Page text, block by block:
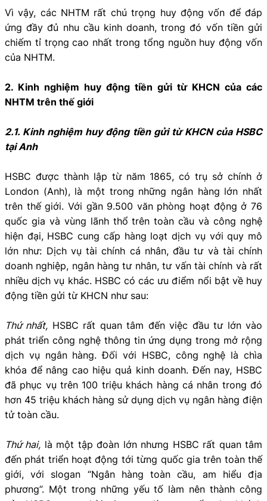
Vì vậy, các NHTM rất chú trọng huy động vốn để đáp
ứng đầy đủ nhu cầu kinh doanh, trong đó vốn tiền gửi
chiếm tỉ trọng cao nhất trong tổng nguồn huy động vốn
của NHTM.
2. Kinh nghiệm huy động tiền gửi từ KHCN của các
NHTM trên thế giới
2.1. Kinh nghiệm huy động tiền gửi từ KHCN của HSBC
tại Anh
HSBC được thành lập từ năm 1865, có trụ sở chính ở
London (Anh), là một trong những ngân hàng lớn nhất
trên thế giới. Với gần 9.500 văn phòng hoạt động ở 76
quốc gia và vùng lãnh thổ trên toàn cầu và công nghệ
hiện đại, HSBC cung cấp hàng loạt dịch vụ với quy mô
lớn như: Dịch vụ tài chính cá nhân, đầu tư và tài chính
doanh nghiệp, ngân hàng tư nhân, tư vấn tài chính và rất
nhiều dịch vụ khác. HSBC có các ưu điểm nổi bật về huy
động tiền gửi từ KHCN như sau:
Thứ nhất, HSBC rất quan tâm đến việc đầu tư lớn vào
phát triển công nghệ thông tin ứng dụng trong mở rộng
dịch vụ ngân hàng. Đối với HSBC, công nghệ là chìa
khóa để nâng cao hiệu quả kinh doanh. Đến nay, HSBC
đã phục vụ trên 100 triệu khách hàng cá nhân trong đó
hơn 45 triệu khách hàng sử dụng dịch vụ ngân hàng điện
tử toàn cầu.
Thứ hai, là một tập đoàn lớn nhưng HSBC rất quan tâm
đến phát triển hoạt động tới từng quốc gia trên toàn thế
giới, với slogan “Ngân hàng toàn cầu, am hiểu địa
phương”. Một trong những yếu tố làm nên thành công